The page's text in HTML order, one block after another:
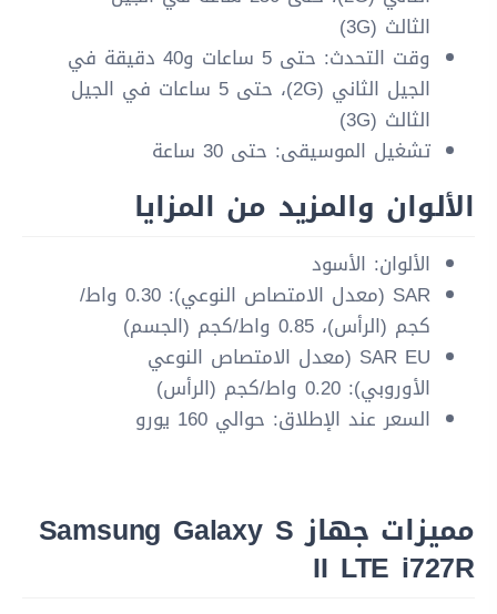
الثالث (3G)
وقت التحدث: حتى 5 ساعات و40 دقيقة في
الجيل الثاني (2G)، حتى 5 ساعات في الجيل
الثالث (3G)
تشغيل الموسيقى: حتى 30 ساعة
الألوان والمزيد من المزايا
الألوان: الأسود
SAR (معدل الامتصاص النوعي): 0.30 واط/
كجم (الرأس)، 0.85 واط/كجم (الجسم)
SAR EU (معدل الامتصاص النوعي
الأوروبي): 0.20 واط/كجم (الرأس)
السعر عند الإطلاق: حوالي 160 يورو
مميزات جهاز Samsung Galaxy S
II LTE i727R